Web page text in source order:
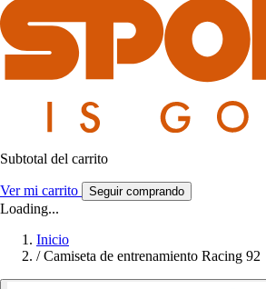
Subtotal del carrito
Ver mi carrito Seguir comprando
Loading...
Inicio
/ Camiseta de entrenamiento Racing 92